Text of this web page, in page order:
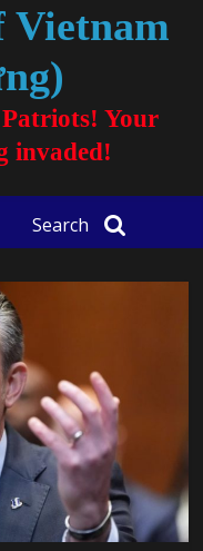
Vietnam
Your
invaded!
Search